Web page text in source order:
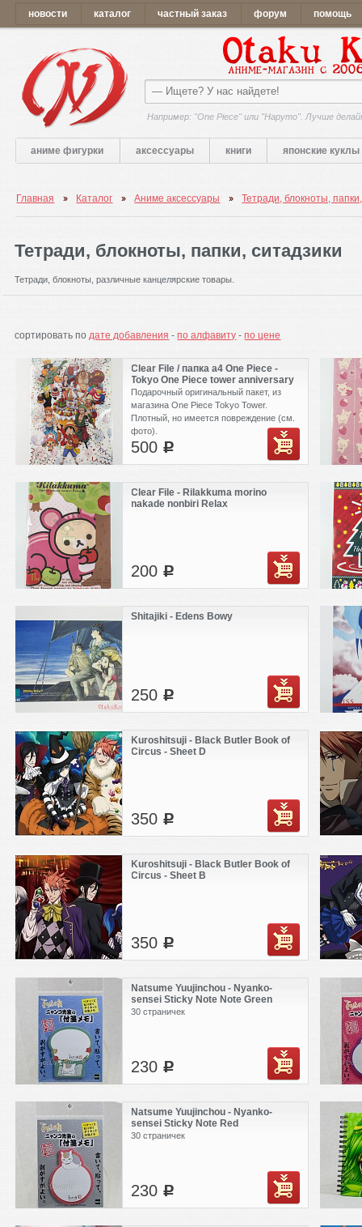
новости каталог частный заказ форум помощь
Например: "One Piece" или "Наруто". Лучше
аниме фигурки аксессуары книги японские куклы
Главная Каталог Аниме аксессуары Тетради, блокноты,
Тетради, блокноты, папки, ситадзики
Тетради, блокноты, различные канцелярские товары.
сортировать подате добавления -по алфавиту -по цене
Clear File / папка а4 One Piece -
Tokyo One Piece tower anniversary
Подарочный оригинальный пакет, из
магазина One Piece Tokyo Tower.
Плотный, но имеется повреждение (см.
фото).
500 c
Clear File - Rilakkuma morino
nakade nonbiri Relax
200 c
Shitajiki - Edens Bowy
250 c
Kuroshitsuji - Black Butler Book of
Circus - Sheet D
350 c
Kuroshitsuji - Black Butler Book of
Circus - Sheet B
350 c
Natsume Yuujinchou - Nyanko-
sensei Sticky Note Note Green
30 страничек
230 c
Natsume Yuujinchou - Nyanko-
sensei Sticky Note Red
30 страничек
230 c